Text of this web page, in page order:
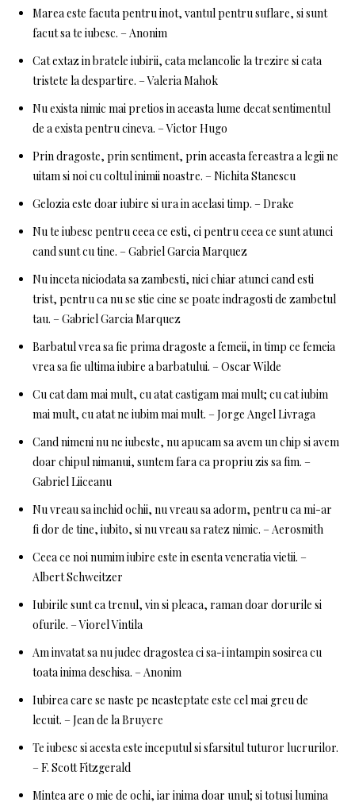
Marea este facuta pentru inot, vantul pentru suflare, si sunt
facut sa te iubesc. – Anonim
Cat extaz in bratele iubirii, cata melancolie la trezire si cata
tristete la despartire. – Valeria Mahok
Nu exista nimic mai pretios in aceasta lume decat sentimentul
de a exista pentru cineva. – Victor Hugo
Prin dragoste, prin sentiment, prin aceasta fereastra a legii ne
uitam si noi cu coltul inimii noastre. – Nichita Stanescu
Gelozia este doar iubire si ura in acelasi timp. – Drake
Nu te iubesc pentru ceea ce esti, ci pentru ceea ce sunt atunci
cand sunt cu tine. – Gabriel Garcia Marquez
Nu inceta niciodata sa zambesti, nici chiar atunci cand esti
trist, pentru ca nu se stie cine se poate indragosti de zambetul
tau. – Gabriel Garcia Marquez
Barbatul vrea sa fie prima dragoste a femeii, in timp ce femeia
vrea sa fie ultima iubire a barbatului. – Oscar Wilde
Cu cat dam mai mult, cu atat castigam mai mult; cu cat iubim
mai mult, cu atat ne iubim mai mult. – Jorge Angel Livraga
Cand nimeni nu ne iubeste, nu apucam sa avem un chip si avem
doar chipul nimanui, suntem fara ca propriu zis sa fim. –
Gabriel Liiceanu
Nu vreau sa inchid ochii, nu vreau sa adorm, pentru ca mi-ar
fi dor de tine, iubito, si nu vreau sa ratez nimic. – Aerosmith
Ceea ce noi numim iubire este in esenta veneratia vietii. –
Albert Schweitzer
Iubirile sunt ca trenul, vin si pleaca, raman doar dorurile si
ofurile. – Viorel Vintila
Am invatat sa nu judec dragostea ci sa-i intampin sosirea cu
toata inima deschisa. – Anonim
Iubirea care se naste pe neasteptate este cel mai greu de
lecuit. – Jean de la Bruyere
Te iubesc si acesta este inceputul si sfarsitul tuturor lucrurilor.
– F. Scott Fitzgerald
Mintea are o mie de ochi, iar inima doar unul; si totusi lumina